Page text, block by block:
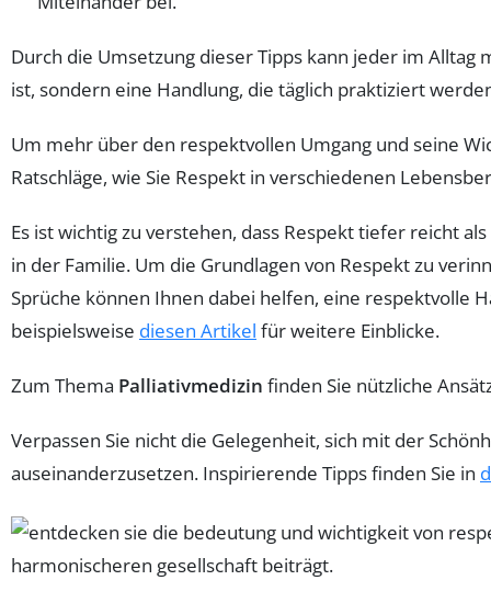
Durch die Umsetzung dieser Tipps kann jeder im
ist, sondern eine Handlung, die täglich praktiziert
Um mehr über den respektvollen Umgang und seine
Ratschläge, wie Sie Respekt in verschiedenen
Es ist wichtig zu verstehen, dass Respekt tiefer reicht
in der Familie. Um die Grundlagen von Respekt zu
Sprüche können Ihnen dabei helfen, eine respektvolle
beispielsweise diesen Artikel für weitere Einblicke.
Zum Thema Palliativmedizin finden Sie nützliche
Verpassen Sie nicht die Gelegenheit, sich mit der
auseinanderzusetzen. Inspirierende Tipps finden Sie in